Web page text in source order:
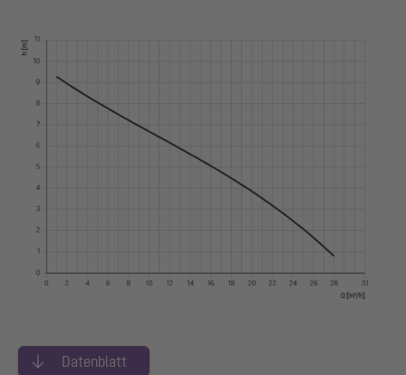
Datenblatt